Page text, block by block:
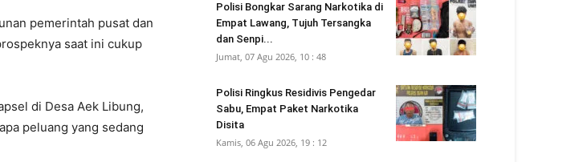
pemerintah pusat dan
saat ini cukup
di Desa Aek Libung,
peluang yang sedang
Polisi Bongkar Sarang Narkotika di
Empat Lawang, Tujuh Tersangka
dan Senpi...
Jumat, 07 Agu 2026, 10 : 48
Polisi Ringkus Residivis Pengedar
Sabu, Empat Paket Narkotika
Disita
Kamis, 06 Agu 2026, 19 : 12